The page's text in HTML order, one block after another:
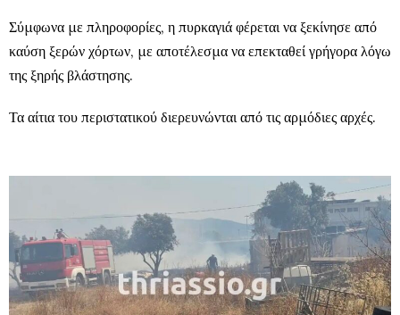
Σύμφωνα με πληροφορίες, η πυρκαγιά φέρεται να ξεκίνησε από
καύση ξερών χόρτων, με αποτέλεσμα να επεκταθεί γρήγορα λόγω
της ξηρής βλάστησης.
Τα αίτια του περιστατικού διερευνώνται από τις αρμόδιες αρχές.